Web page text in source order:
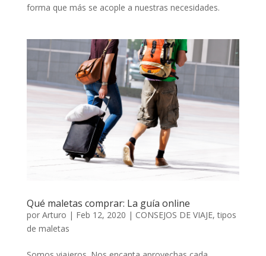
forma que más se acople a nuestras necesidades.
Qué maletas comprar: La guía online
por Arturo | Feb 12, 2020 | CONSEJOS DE VIAJE,tipos
de maletas